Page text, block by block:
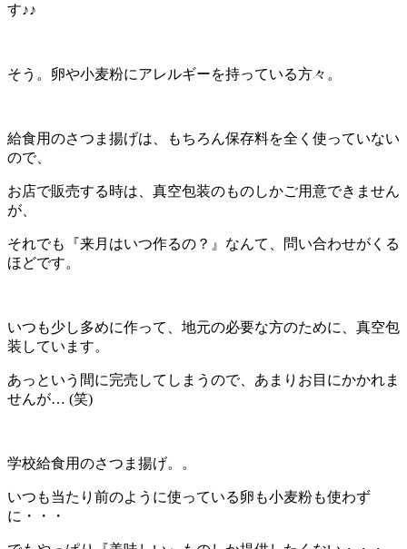
す♪♪
そう。卵や小麦粉にアレルギーを持っている方々。
給食用のさつま揚げは、もちろん保存料を全く使っていない
ので、
お店で販売する時は、真空包装のものしかご用意できません
が、
それでも『来月はいつ作るの？』なんて、問い合わせがくる
ほどです。
いつも少し多めに作って、地元の必要な方のために、真空包
装しています。
あっという間に完売してしまうので、あまりお目にかかれま
せんが… (笑)
学校給食用のさつま揚げ。。
いつも当たり前のように使っている卵も小麦粉も使わず
に・・・